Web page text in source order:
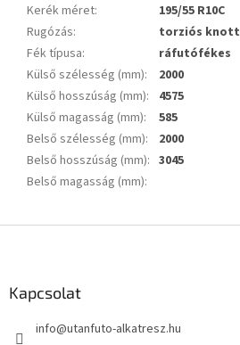
Kerék méret:
195/55 R10C
Rugózás:
torziós knott
Fék típusa:
ráfutófékes
Külső szélesség (mm):
2000
Külső hosszúság (mm):
4575
Külső magasság (mm):
585
Belső szélesség (mm):
2000
Belső hosszúság (mm): 3045
Belső magasság (mm):
Kapcsolat
info@utanfuto-alkatresz.hu